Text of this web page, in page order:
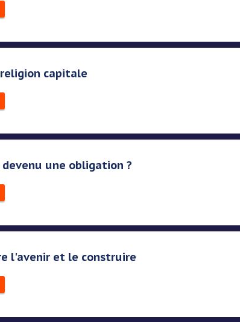
capitale
devenu une obligation ?
l'avenir et le construire